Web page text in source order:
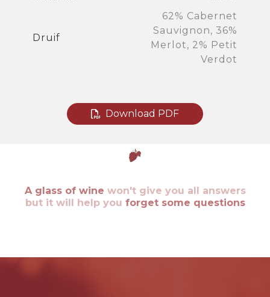
Druif
62% Cabernet
Sauvignon, 36%
Merlot, 2% Petit
Verdot
Download PDF
A glass of wine won't give you all answers
but it will help you forget some questions